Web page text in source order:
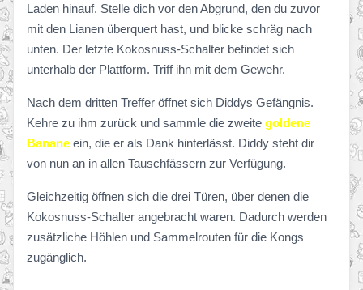
Laden hinauf. Stelle dich vor den Abgrund, den du zuvor
mit den Lianen überquert hast, und blicke schräg nach
unten. Der letzte Kokosnuss-Schalter befindet sich
unterhalb der Plattform. Triff ihn mit dem Gewehr.
Nach dem dritten Treffer öffnet sich Diddys Gefängnis.
Kehre zu ihm zurück und sammle die zweite goldene
Banane ein, die er als Dank hinterlässt. Diddy steht dir
von nun an in allen Tauschfässern zur Verfügung.
Gleichzeitig öffnen sich die drei Türen, über denen die
Kokosnuss-Schalter angebracht waren. Dadurch werden
zusätzliche Höhlen und Sammelrouten für die Kongs
zugänglich.